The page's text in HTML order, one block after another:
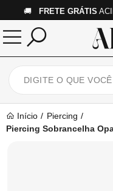
🚚 FRETE GRÁTIS
Início
Piercing
Piercing Sobrancelha